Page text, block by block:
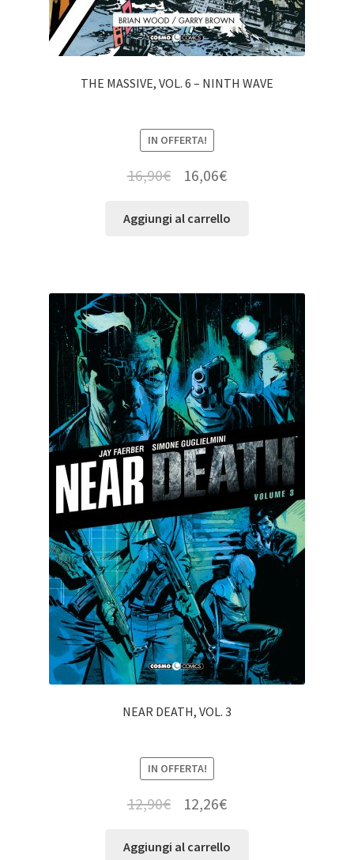
THE MASSIVE, VOL. 6 – NINTH WAVE
IN OFFERTA!
16,90€ 16,06€
Aggiungi al carrello
NEAR DEATH, VOL. 3
IN OFFERTA!
12,90€ 12,26€
Aggiungi al carrello